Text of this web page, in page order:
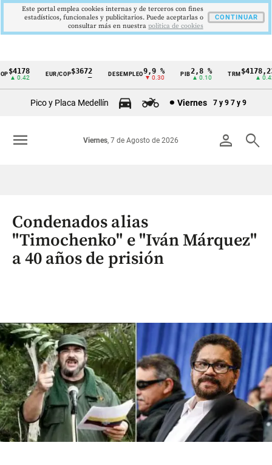
Cintillo
Colombia
$4178
▲ 0.42
EUR/COP$3672 DESEMPLEO 9,9 %
▼ 0.30
PIB2,8 %
▲ 0.10
TRM$4178,23
▲ 0.42
Pico y Placa Medellín Viernes 7 y 9 7 y 9
person search
Viernes, 7 de Agosto de 2026
menu
Condenados alias
"Timochenko" e "Iván Márquez"
a 40 años de prisión
Este portal emplea cookies internas y de terceros con fines
estadísticos, funcionales y publicitarios. Puede aceptarlas o
consultar más en nuestra politica de cookies
CONTINUAR